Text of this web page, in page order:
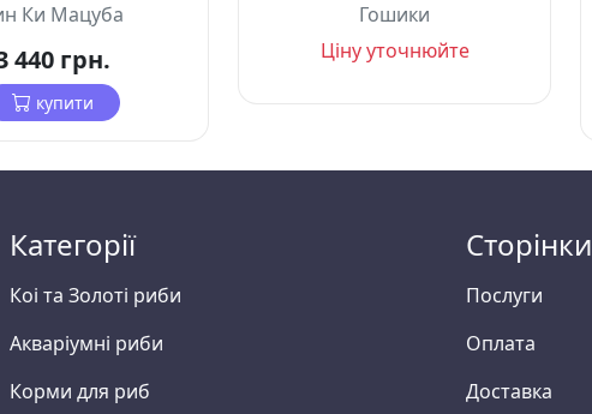
Ки Мацуба
440 грн.
купити
Гошики
Ціну уточнюйте
Категорії
Коі та Золоті риби
Акваріумні риби
Корми для риб
Сторінки
Послуги
Оплата
Доставка